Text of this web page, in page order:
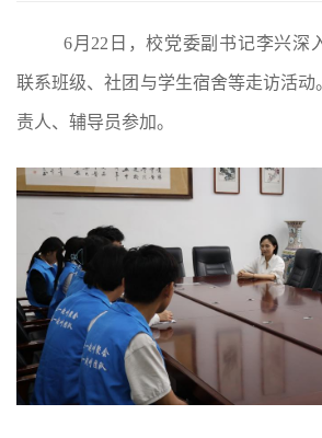
6月 22 日，校党委副书记李兴深
联系班级、社团与学生宿舍等走访活动
责人、辅导员参加。